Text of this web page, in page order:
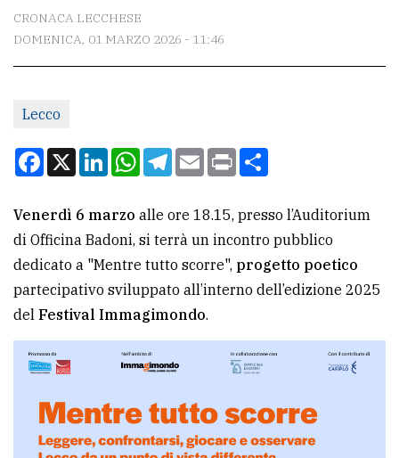
La
redazione
Per
tua
CERCA
Cerca
per
Ricerca
CRONACA LECCHESE
DOMENICA, 01 MARZO 2026 - 11:46
Lecco
Facebook
X LinkedInWhatsApp
Telegram
EmailPrint
Venerdì 6 marzo alle ore 18.15, presso l’Auditorium
di Officina Badoni, si terrà un incontro pubblico
dedicato a "Mentre tutto scorre", progetto poetico
partecipativo sviluppato all’interno dell’edizione 2025
del Festival Immagimondo.